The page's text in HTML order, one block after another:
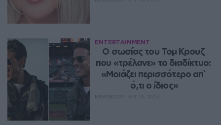
ENTERTAINMENT
Ο σωσίας του Τομ Κρουζ
που «τρέλανε» το διαδίκτυο:
«Μοιάζει περισσότερο απ`
ό,τι ο ίδιος»